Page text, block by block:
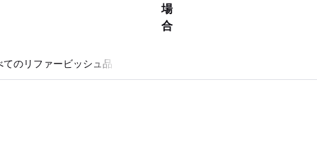
場
合
てのリファービッシュ品